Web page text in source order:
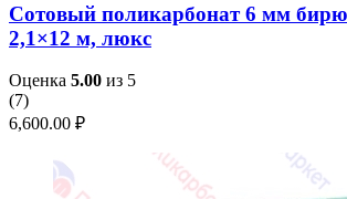
Сотовый поликарбонат 6 мм
2,1×12 м, люкс
Оценка 5.00 из 5
(7)
6,600.00 ₽